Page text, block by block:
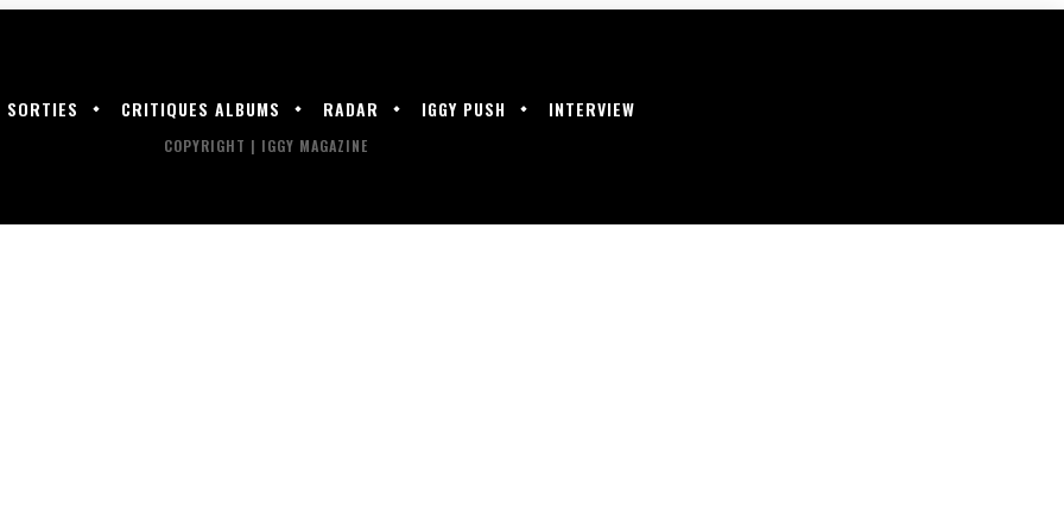
SORTIES CRITIQUES ALBUMS RADAR IGGY PUSH INTERVIEW
COPYRIGHT | IGGY MAGAZINE